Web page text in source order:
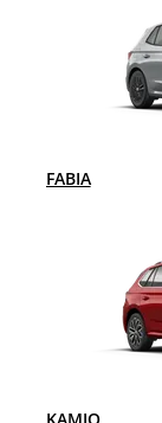
FABIA